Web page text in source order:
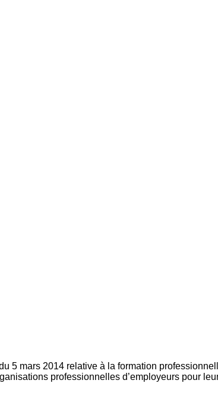
5 mars 2014 relative à la formation
professionnelles d’employeurs pour